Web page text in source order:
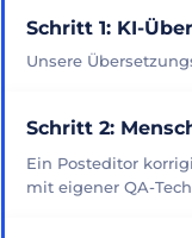
Schritt 1: KI-
Unsere
Schritt 2:
Ein Posteditor
mit eigener QA-